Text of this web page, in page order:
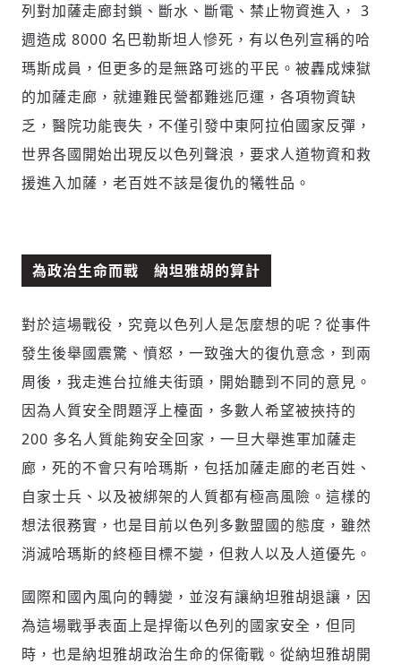
列對加薩走廊封鎖、斷水、斷電、禁止物資進入， 3
週造成 8000 名巴勒斯坦人慘死，有以色列宣稱的哈
瑪斯成員，但更多的是無路可逃的平民。被轟成煉獄
的加薩走廊，就連難民營都難逃厄運，各項物資缺
乏，醫院功能喪失，不僅引發中東阿拉伯國家反彈，
世界各國開始出現反以色列聲浪，要求人道物資和救
援進入加薩，老百姓不該是復仇的犧牲品。
為政治生命而戰 納坦雅胡的算計
對於這場戰役，究竟以色列人是怎麼想的呢？從事件
發生後舉國震驚、憤怒，一致強大的復仇意念，到兩
周後，我走進台拉維夫街頭，開始聽到不同的意見。
因為人質安全問題浮上檯面，多數人希望被挾持的
200 多名人質能夠安全回家，一旦大舉進軍加薩走
廊，死的不會只有哈瑪斯，包括加薩走廊的老百姓、
自家士兵、以及被綁架的人質都有極高風險。這樣的
想法很務實，也是目前以色列多數盟國的態度，雖然
消滅哈瑪斯的終極目標不變，但救人以及人道優先。
國際和國內風向的轉變，並沒有讓納坦雅胡退讓，因
為這場戰爭表面上是捍衛以色列的國家安全，但同
時，也是納坦雅胡政治生命的保衛戰。從納坦雅胡開
新增回應
參與深度對談的交流原則：
運用段落闡述想法：表達觀點清楚結構，讓
多元領域交流更有脈絡化
觀點，以及言論
避免不理性的用詞：不因個人主觀感受不
同，而使用情緒性攻擊字眼
禁止歧視性的言論：不對他人種族、宗教、